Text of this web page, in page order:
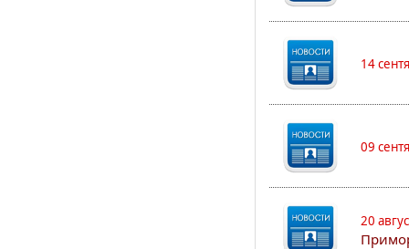
14
09
20